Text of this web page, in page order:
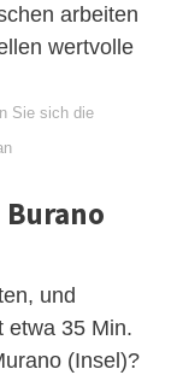
arbeiten
wertvolle
Sie sich die
und
etwa 35 Min.
(Insel)?